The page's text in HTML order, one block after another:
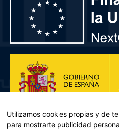
Utilizamos cookies propias y de
para mostrarte publicidad